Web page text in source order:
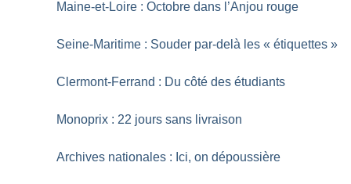
Maine-et-Loire : Octobre dans l’Anjou rouge
Seine-Maritime : Souder par-delà les « étiquettes »
Clermont-Ferrand : Du côté des étudiants
Monoprix : 22 jours sans livraison
Archives nationales : Ici, on dépoussière